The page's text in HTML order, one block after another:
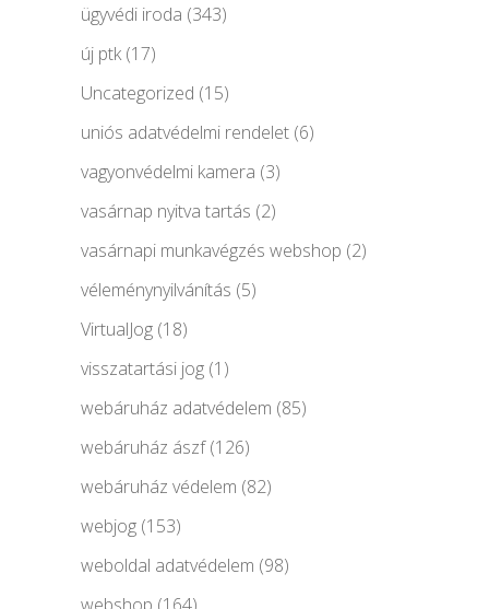
ügyvédi iroda (343)
új ptk(17)
Uncategorized (15)
uniós adatvédelmi rendelet (6)
vagyonvédelmi kamera (3)
vasárnap nyitva tartás (2)
vasárnapi munkavégzés webshop (2)
véleménynyilvánítás (5)
VirtualJog (18)
visszatartási jog (1)
webáruház adatvédelem (85)
webáruház ászf(126)
webáruház védelem (82)
webjog (153)
weboldal adatvédelem (98)